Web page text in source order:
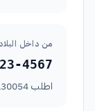
من داخل البلاد
4567
اطلب 0130054 ثم رقم الهاتف.